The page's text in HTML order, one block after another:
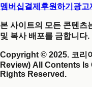
멤버십결제 후원하기 광고
본 사이트의 모든 콘텐츠
및 복사 배포를 금합니다.
Copyright © 2025. 코리
Review) All Contents Is
Rights Reserved.